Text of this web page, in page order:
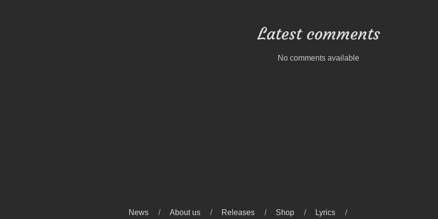
Latest comments
No comments available
News About us Releases Shop Lyrics